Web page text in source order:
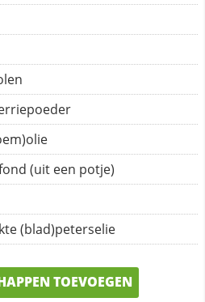
(uit een potje)
(blad)peterselie
TOEVOEGEN